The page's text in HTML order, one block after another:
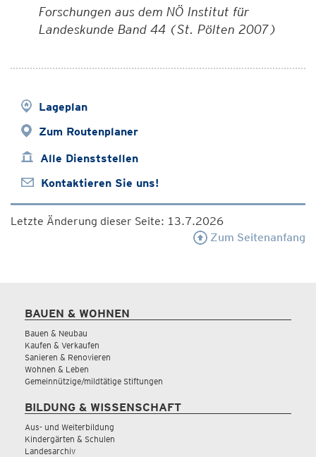
Forschungen aus dem NÖ Institut für
Landeskunde Band 44 (St. Pölten 2007)
Lageplan
Zum Routenplaner
Alle Dienststellen
Kontaktieren Sie uns!
Letzte Änderung dieser Seite: 13.7.2026
Zum Seitenanfang
BAUEN & WOHNEN
Bauen & Neubau
Kaufen & Verkaufen
Sanieren & Renovieren
Wohnen & Leben
Gemeinnützige/mildtätige Stiftungen
BILDUNG & WISSENSCHAFT
Aus- und Weiterbildung
Kindergärten & Schulen
Landesarchiv